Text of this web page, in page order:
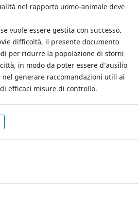
nel rapporto uomo‑animale deve
vuole essere gestita con successo.
difficoltà, il presente documento
per ridurre la popolazione di storni
in modo da poter essere d’ausilio
generare raccomandazioni utili ai
efficaci misure di controllo.